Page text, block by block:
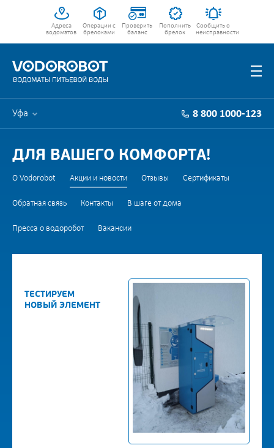
Адреса
водоматов
Операции с
брелоками
Проверить
баланс
Пополнить
брелок
Сообщить о
неисправности
Уфа 8 800 1000-123
ДЛЯ ВАШЕГО КОМФОРТА!
О Vodorobot Акции и новости Отзывы Сертификаты
Обратная связь Контакты В шаге от дома
Пресса о водоробот Вакансии
ТЕСТИРУЕМ
НОВЫЙ ЭЛЕМЕНТ